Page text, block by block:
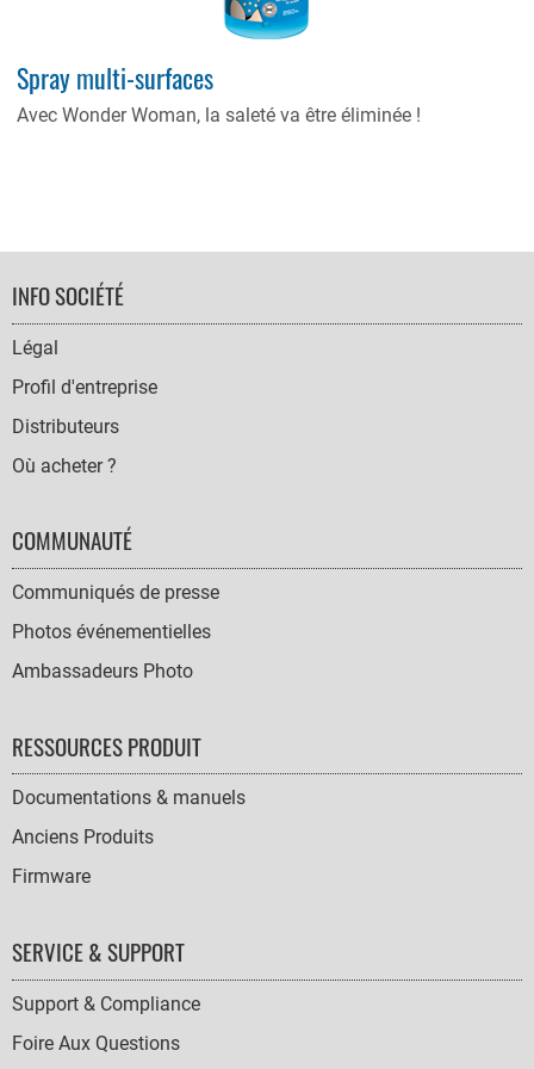
Spray multi-surfaces
Avec Wonder Woman, la saleté va être éliminée !
FOOTER
NAVIGATION
INFO SOCIÉTÉ
Légal
Profil d'entreprise
Distributeurs
Où acheter ?
COMMUNAUTÉ
Communiqués de presse
Photos événementielles
Ambassadeurs Photo
RESSOURCES PRODUIT
Documentations & manuels
Anciens Produits
Firmware
SERVICE & SUPPORT
Support & Compliance
Foire Aux Questions